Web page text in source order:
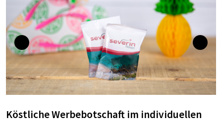
Köstliche Werbebotschaft im individuellen